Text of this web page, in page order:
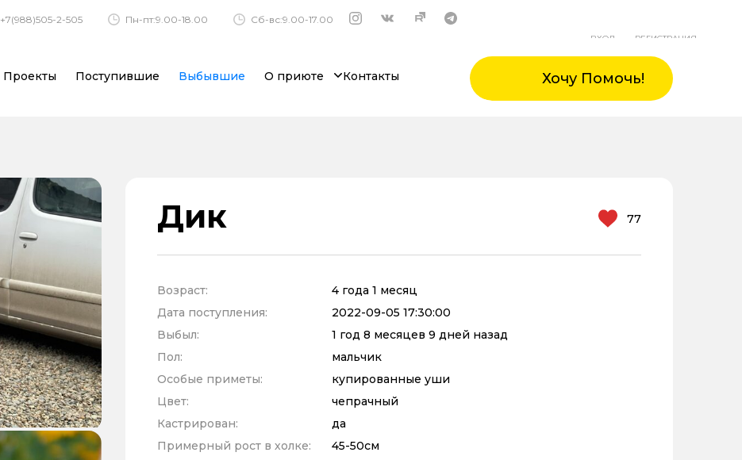
+7(988)505-2-505 Пн-пт:9.00-18.00 Сб-вс:9.00-17.00
ВХОД РЕГИСТРАЦИЯ
Проекты Поступившие Выбывшие О приюте Контакты Хочу Помочь!
Дик 77
Возраст:
4 года 1 месяц
Дата поступления:
2022-09-05 17:30:00
Выбыл:
1 год 8 месяцев 9 дней назад
Пол:
мальчик
Особые приметы:
купированные уши
Цвет:
чепрачный
Кастрирован:
да
Примерный рост в холке:
45-50см